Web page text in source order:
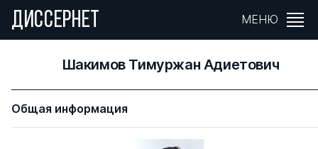
ДИССЕРНЕТ МЕНЮ
Шакимов Тимуржан Адиетович
Общая информация